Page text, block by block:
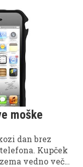
moške
dan brez
Kupček
vedno več